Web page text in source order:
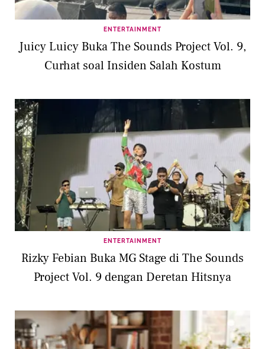
ENTERTAINMENT
Juicy Luicy Buka The Sounds Project Vol. 9,
Curhat soal Insiden Salah Kostum
ENTERTAINMENT
Rizky Febian Buka MG Stage di The Sounds
Project Vol. 9 dengan Deretan Hitsnya